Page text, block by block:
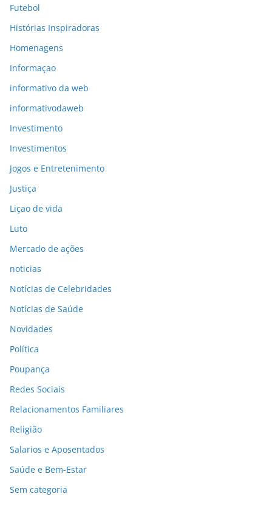
Futebol
Histórias Inspiradoras
Homenagens
Informaçao
informativo da web
informativodaweb
Investimento
Investimentos
Jogos e Entretenimento
Justiça
Liçao de vida
Luto
Mercado de ações
noticias
Notícias de Celebridades
Notícias de Saúde
Novidades
Política
Poupança
Redes Sociais
Relacionamentos Familiares
Religião
Salarios e Aposentados
Saúde e Bem-Estar
Sem categoria